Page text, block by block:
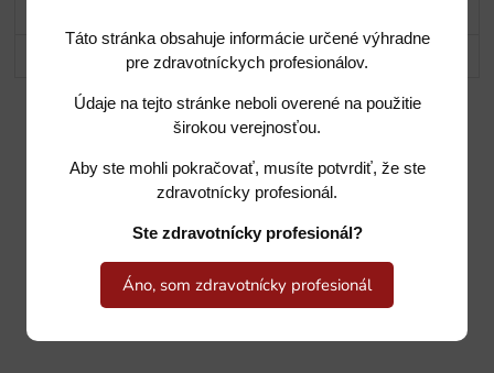
Táto stránka obsahuje informácie určené výhradne
pre zdravotníckych profesionálov.
Údaje na tejto stránke neboli overené na použitie
širokou verejnosťou.
Aby ste mohli pokračovať, musíte potvrdiť, že ste
zdravotnícky profesionál.
Ste zdravotnícky profesionál?
Áno, som zdravotnícky profesionál
Potrebujete poradiť?